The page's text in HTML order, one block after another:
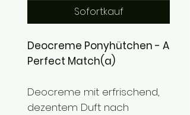
Sofortkauf
Deocreme Ponyhütchen - A
Perfect Match(a)
Deocreme mit erfrischend,
dezentem Duft nach